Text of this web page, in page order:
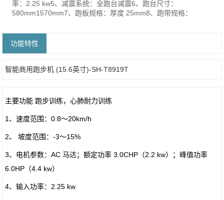
率：2.25 kw5、减震系统：全跑台减震6、跑台尺寸：
580mm1570mm7、跑板规格：厚度 25mm8、跑带规格：
功能特性
智能商用跑步机 (15.6英寸)-SH-T8919T
主要功能 跑步训练，心肺耐力训练
1、速度范围：0.8～20km/h
2、 坡度范围：-3～15%
3、电机参数：AC 马达；额定功率 3.0CHP（2.2 kw）；峰值功率
6.0HP（4.4 kw）
4、输入功率：2.25 kw